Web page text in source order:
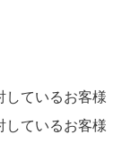
しているお客様
しているお客様